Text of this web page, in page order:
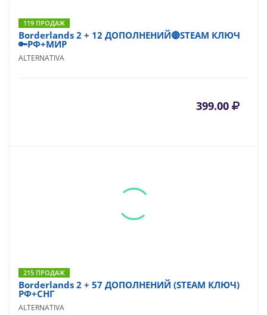
119 ПРОДАЖ
Borderlands 2 + 12 ДОПОЛНЕНИЙ🔴STEAM КЛЮЧ
🔑РФ+МИР
ALTERNATIVA
399.00
215 ПРОДАЖ
Borderlands 2 + 57 ДОПОЛНЕНИЙ (STEAM КЛЮЧ)
РФ+СНГ
ALTERNATIVA